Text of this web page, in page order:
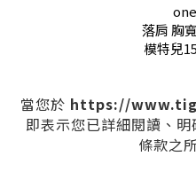
落肩 胸
模特兒
當您於 https://
即表示您已詳細閱讀、
條款之